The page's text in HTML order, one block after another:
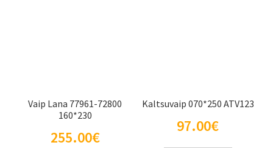
Vaip Lana 77961-72800
160*230
255.00€
Kaltsuvaip 070*250 ATV123
97.00€